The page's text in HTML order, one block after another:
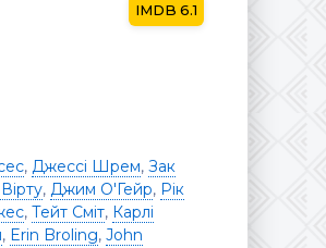
6.1
, Джессі Шрем, Зак
, Джим О'Гейр, Рік
, Тейт Сміт, Карлі
, Erin Broling, John